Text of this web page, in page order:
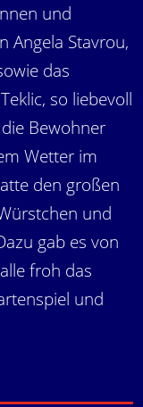
und
Angela Stavrou,
das
so liebevoll
Bewohner
Wetter im
den großen
und
gab es von
froh das
und